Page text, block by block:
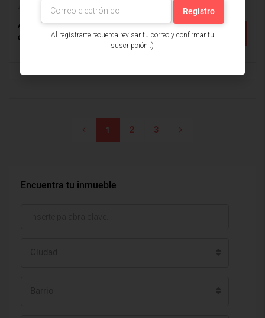
Altos Del Limón, Barranquilla, Atlántico, Colombia
Alcobas: 4 Baños: 3
m²: 134
Casa
Detalles
1 2 3
Encuentra tu inmueble
Al registrarte recuerda revisar tu correo y confirmar tu
suscripción :)